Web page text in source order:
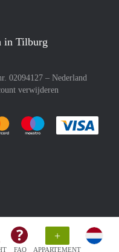
FAQ
+
APPARTEMENT
in Tilburg
02094127 – Nederland
verwijderen
gemakkelijk af met Paypal
Je rekent gemakkelijk af met
Je rekent